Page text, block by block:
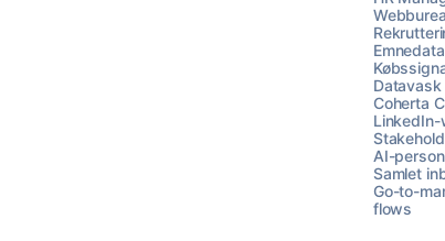
Datavask
Coherta
AI-
Samlet
Go-to-
flows